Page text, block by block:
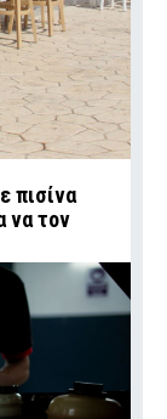
πισίνα
να τον